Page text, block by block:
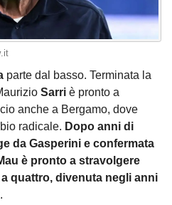
parte dal basso. Terminata la
Sarri è pronto a
anche a Bergamo, dove
radicale. Dopo anni di
da Gasperini e confermata
è pronto a stravolgere
quattro, divenuta negli anni
.